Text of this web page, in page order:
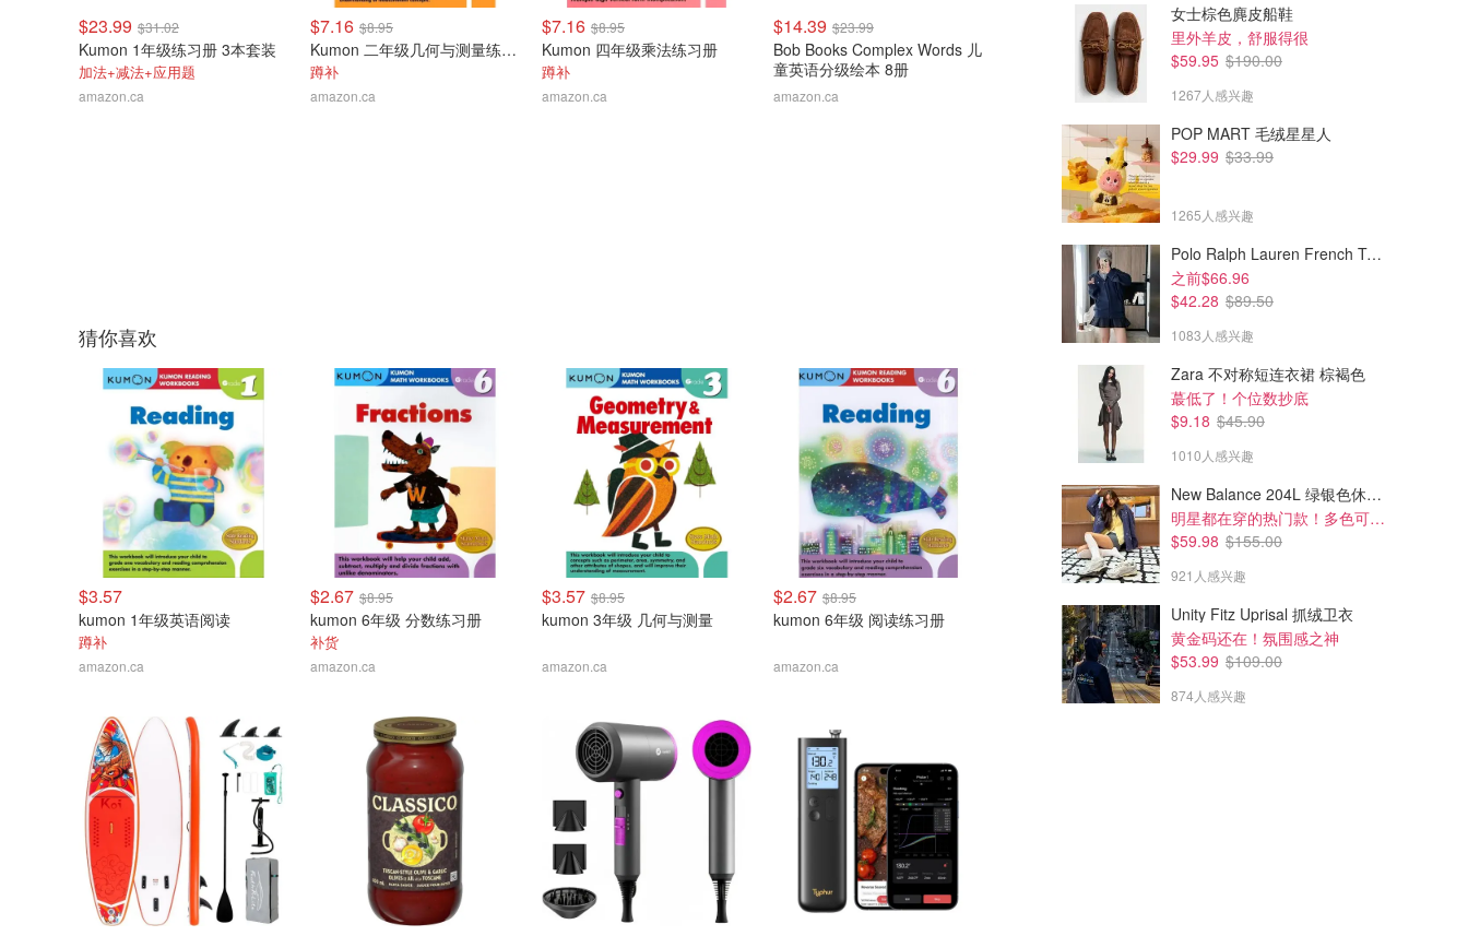
$23.99 $31.02
Kumon 1年级练习册 3本套装
加法+减法+应用题
amazon.ca
$7.16 $8.95
Kumon 二年级几何与测量练习册
蹲补
amazon.ca
$7.16 $8.95
Kumon 四年级乘法练习册
蹲补
amazon.ca
$14.39 $23.99
Bob Books Complex Words 儿
童英语分级绘本 8册
amazon.ca
$23.99
Bob Books Word Families 8册
幼儿分级读物
$16.89
Canadian Curriculum 幼儿园
教材 增强版
amazon.ca
猜你喜欢
$3.57
kumon 1年级英语阅读
蹲补
amazon.ca
$2.67 $8.95
kumon 6年级 分数练习册
补货
amazon.ca
$3.57 $8.95
kumon 3年级 几何与测量
amazon.ca
$2.67 $8.95
kumon 6年级 阅读练习册
amazon.ca
女士棕色麂皮船鞋
里外羊皮，舒服得很
$59.95 $190.00
1267人感兴趣
POP MART 毛绒星星人
$29.99 $33.99
1265人感兴趣
Polo Ralph Lauren French Terry 女童连帽卫衣 7-16码
之前$66.96
$42.28 $89.50
1083人感兴趣
Zara 不对称短连衣裙 棕褐色
蕞低了！个位数抄底
$9.18 $45.90
1010人感兴趣
New Balance 204L 绿银色休闲鞋
明星都在穿的热门款！多色可选 3.8折
$59.98 $155.00
921人感兴趣
Unity Fitz Uprisal 抓绒卫衣
黄金码还在！氛围感之神
$53.99 $109.00
874人感兴趣